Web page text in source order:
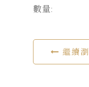
數量:
繼續